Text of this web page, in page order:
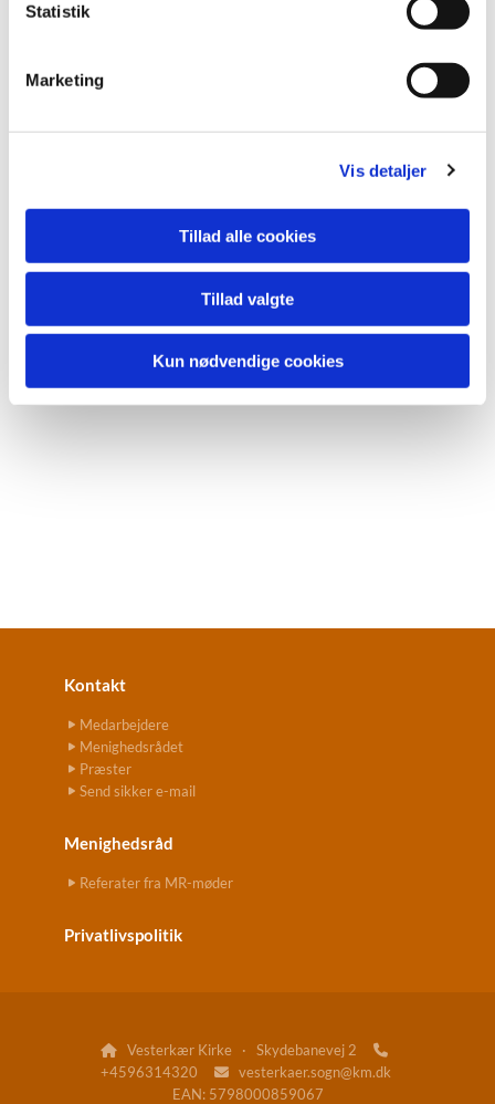
Statistik
Marketing
Vis detaljer
Tillad alle cookies
Tillad valgte
Kun nødvendige cookies
Du vil måske også kunne lide...
Kontakt
Medarbejdere
Menighedsrådet
Præster
Send sikker e-mail
Menighedsråd
Referater fra MR-møder
Privatlivspolitik
 Vesterkær Kirke · Skydebanevej 2 
+4596314320 
vesterkaer.sogn@km.dk
EAN: 5798000859067